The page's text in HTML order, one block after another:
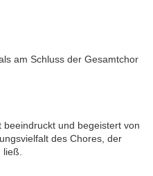
am Schluss der Gesamtchor
und begeistert von
des Chores, der